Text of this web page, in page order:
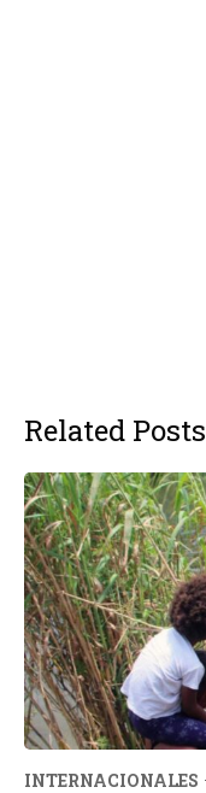
Related Posts
INTERNACIONALES